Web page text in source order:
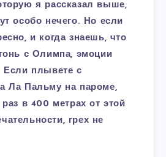
я рассказал выше,
особо нечего. Но если
и когда знаешь, что
с Олимпа, эмоции
Если плывете с
Ла Пальму на пароме,
раз в 400 метрах от этой
грех не